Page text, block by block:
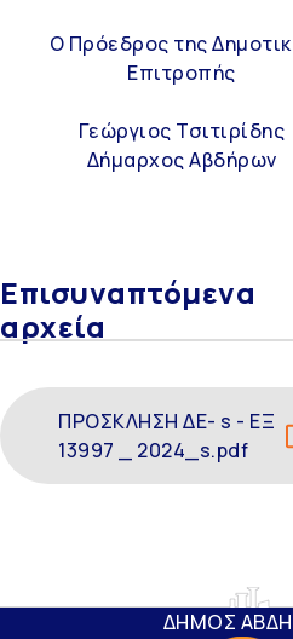
Ο Πρόεδρος της
Επιτροπής
Γεώργιος Τσιτιρίδης
Δήμαρχος Αβδήρων
Επισυναπτόμενα
αρχεία
ΠΡΟΣΚΛΗΣΗ ΔΕ- s - ΕΞ
13997 _ 2024_s.pdf
ΔΗΜΟΣ